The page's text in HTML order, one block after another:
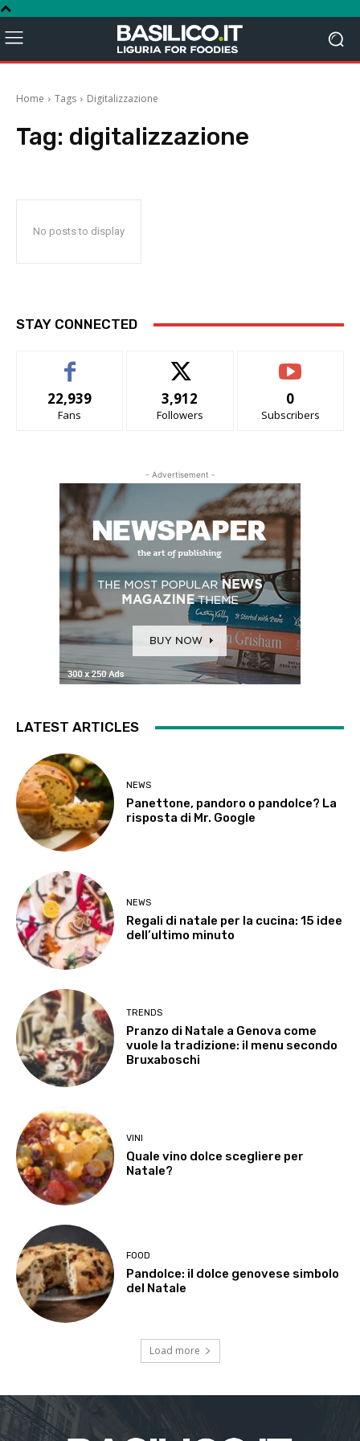
Home Tags Digitalizzazione
Tag: digitalizzazione
No posts to display
STAY CONNECTED
22,939
Fans
3,912
Followers
0
Subscribers
- Advertisement -
LATEST ARTICLES
NEWS
Panettone, pandoro o pandolce? La
risposta di Mr. Google
NEWS
Regali di natale per la cucina: 15 idee
dell’ultimo minuto
TRENDS
Pranzo di Natale a Genova come
vuole la tradizione: il menu secondo
Bruxaboschi
VINI
Quale vino dolce scegliere per
Natale?
FOOD
Pandolce: il dolce genovese simbolo
del Natale
Load more